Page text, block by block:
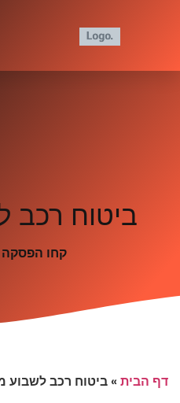
ביטוח רכב
קחו הפסקה
דף הבית»ביטוח רכב לשבוע